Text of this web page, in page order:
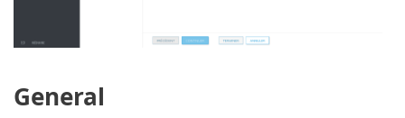
General